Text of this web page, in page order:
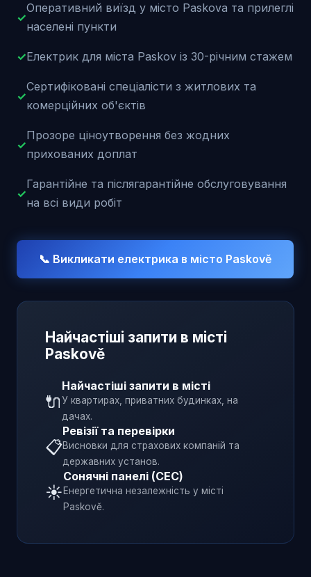
✓
Оперативний виїзд у місто Paskova та прилеглі
населені пункти
✓Електрик для міста Paskov із 30-річним стажем
✓
Сертифіковані спеціалісти з житлових та
комерційних об'єктів
✓
Прозоре ціноутворення без жодних
прихованих доплат
✓
Гарантійне та післягарантійне обслуговування
на всі види робіт
📞 Викликати електрика в місто Paskově
Найчастіші запити в місті
Paskově
🔌
Найчастіші запити в місті
У квартирах, приватних будинках, на
дачах.
📋
Ревізії та перевірки
Висновки для страхових компаній та
державних установ.
☀️
Сонячні панелі (СЕС)
Енергетична незалежність у місті
Paskově.